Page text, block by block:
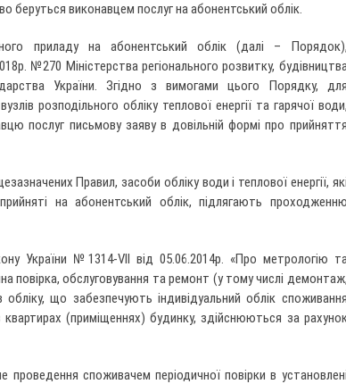
беруться виконавцем послуг на абонентський облік.
приладу на абонентський облік (далі – Порядок),
№270 Міністерства регіонального розвитку,
України. Згідно з вимогами цього Порядку, для
розподільного обліку теплової енергії та гарячої води,
послуг письмову заяву в довільній формі про прийняття
Правил, засоби обліку води і теплової енергії, які
на абонентський облік, підлягають проходженню
України №1314-VII від 05.06.2014р. «Про метрологію
повірка, обслуговування та ремонт (у тому числі демонтаж,
обліку, що забезпечують індивідуальний облік споживання
квартирах (приміщеннях) будинку, здійснюються за
проведення споживачем періодичної повірки в установлені